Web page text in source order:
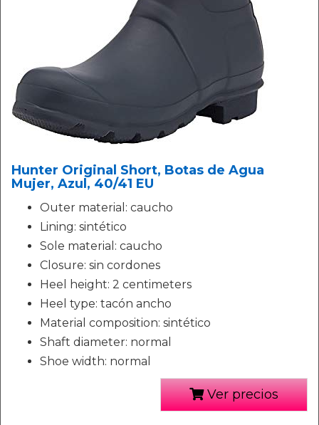
Hunter Original Short, Botas de Agua
Mujer, Azul, 40/41 EU
Outer material: caucho
Lining: sintético
Sole material: caucho
Closure: sin cordones
Heel height: 2 centimeters
Heel type: tacón ancho
Material composition: sintético
Shaft diameter: normal
Shoe width: normal
Ver precios